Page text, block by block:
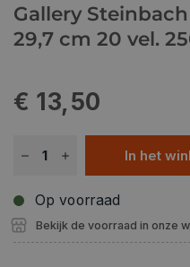
Gallery
29,7 cm 20 vel.
€ 13,50
In het
Op voorraad
Bekijk de voorraad in onze